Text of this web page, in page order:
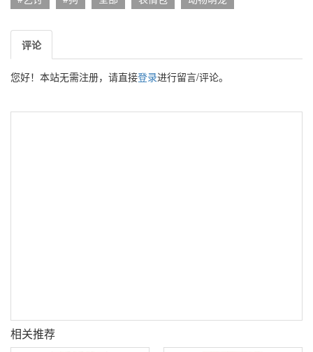
评论
您好！本站无需注册，请直接登录进行留言/评论。
相关推荐